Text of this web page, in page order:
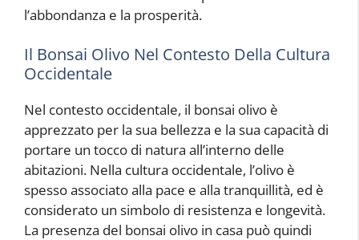
l’abbondanza e la prosperità.
Il Bonsai Olivo Nel Contesto Della Cultura
Occidentale
Nel contesto occidentale, il bonsai olivo è
apprezzato per la sua bellezza e la sua capacità di
portare un tocco di natura all’interno delle
abitazioni. Nella cultura occidentale, l’olivo è
spesso associato alla pace e alla tranquillità, ed è
considerato un simbolo di resistenza e longevità.
La presenza del bonsai olivo in casa può quindi